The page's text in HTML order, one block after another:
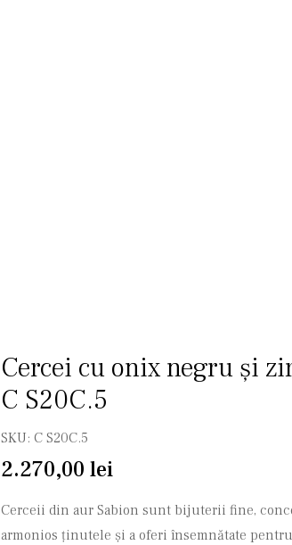
Cercei cu onix negru și
C S20C.5
SKU: C S20C.5
2.270,00 lei
Cerceii din aur Sabion sunt bijuterii fine,
armonios ținutele și a oferi însemnătate